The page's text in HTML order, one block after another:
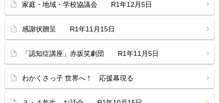
家庭・地域・学校協議会 R1年12月5日
感謝状贈呈 R1年11月15日
「認知症講座」赤坂笑劇団 R1年11月5日
わかくさっ子 世界へ！ 応援幕現る